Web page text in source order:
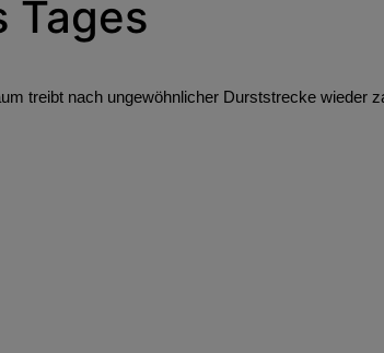
Tages
treibt nach ungewöhnlicher Durststrecke wieder